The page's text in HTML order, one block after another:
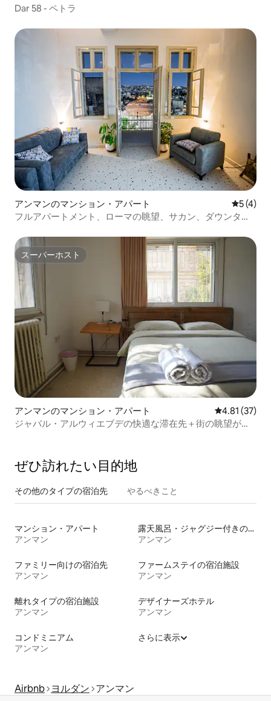
Dar 58 - ペトラ
アンマンのマンション・アパート レビュー
5 (4)
フルアパートメント、ローマの眺望、サカン、ダウンタウ
スーパーホスト
スーパーホスト
アンマンのマンション・アパート レビュー37
4.81 (37)
ジャバル・アルウィエブデの快適な滞在先＋街の眺望が楽
ぜひ訪⁠れ⁠た⁠い目⁠的⁠地
その他のタ⁠イ⁠プ⁠の宿⁠泊⁠先 やるべきこと
マンション・アパート
アンマン
露天風呂・ジャグジー付きの宿泊施設
アンマン
ファミリー向けの宿泊先
アンマン
ファームステイの宿泊施設
アンマン
離れタイプの宿泊施設
アンマン
デザイナーズホテル
アンマン
コンドミニアム
アンマン
さらに表示
Airbnb ヨルダン アンマン